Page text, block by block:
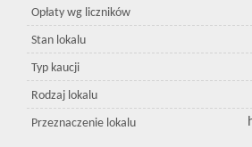
Opłaty wg liczników
Stan lokalu
Typ kaucji
Rodzaj lokalu
Przeznaczenie lokalu